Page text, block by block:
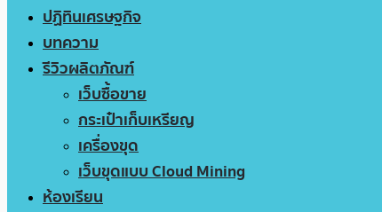
ปฏิทินเศรษฐกิจ
บทความ
รีวิวผลิตภัณฑ์
เว็บซื้อขาย
กระเป๋าเก็บเหรียญ
เครื่องขุด
เว็บขุดแบบ Cloud Mining
ห้องเรียน